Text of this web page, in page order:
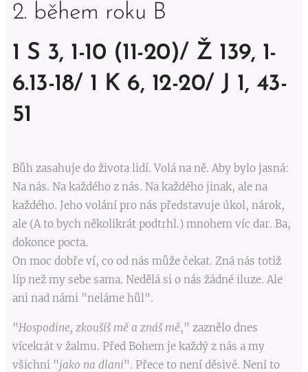
2. během roku B
1 S 3, 1-10 (11-20)/ Ž 139, 1-
6.13-18/ 1 K 6, 12-20/ J 1, 43-
51
Bůh zasahuje do života lidí. Volá na ně. Aby bylo jasná:
Na nás. Na každého z nás. Na každého jinak, ale na
každého. Jeho volání pro nás představuje úkol, nárok,
ale (A to bych několikrát podtrhl.) mnohem víc dar. Ba,
dokonce pocta.
On moc dobře ví, co od nás může čekat. Zná nás totiž
líp než my sebe sama. Nedělá si o nás žádné iluze. Ale
ani nad námi "neláme hůl".
"Hospodine, zkoušíš mě a znáš mě," zaznělo dnes
vícekrát v žalmu. Před Bohem je každý z nás a my
všichni "jako na dlani". Přece to není děsivé. Není to